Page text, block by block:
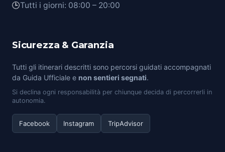
🕒Tutti i giorni: 08:00 – 20:00
Sicurezza & Garanzia
Tutti gli itinerari descritti sono percorsi guidati accompagnati
da Guida Ufficiale e non sentieri segnati.
Si declina ogni responsabilità per chiunque decida di percorrerli in
autonomia.
Facebook Instagram TripAdvisor